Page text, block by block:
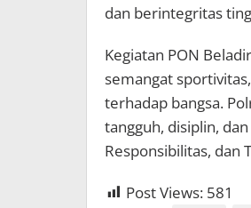
dan berintegritas
Kegiatan PON
semangat
terhadap bangsa.
tangguh, disiplin,
Responsibilitas, dan
Post Views: 581